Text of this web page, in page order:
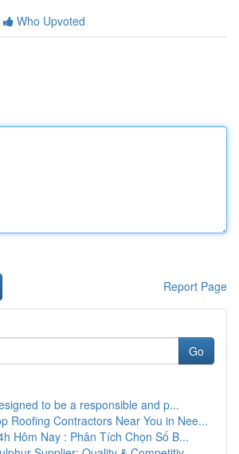
Who Upvoted
Report Page
Go
to be a responsible and p...
Roofing Contractors Near You in Nee...
Hôm Nay : Phân Tích Chọn Số B...